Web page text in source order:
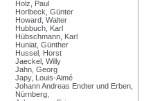
Holz, Paul
Horlbeck, Günter
Howard, Walter
Hubbuch, Karl
Hübschmann, Karl
Huniat, Günther
Hussel, Horst
Jaeckel, Willy
Jahn, Georg
Japy, Louis-Aimé
Johann Andreas Endter und Erben,
Nürnberg,